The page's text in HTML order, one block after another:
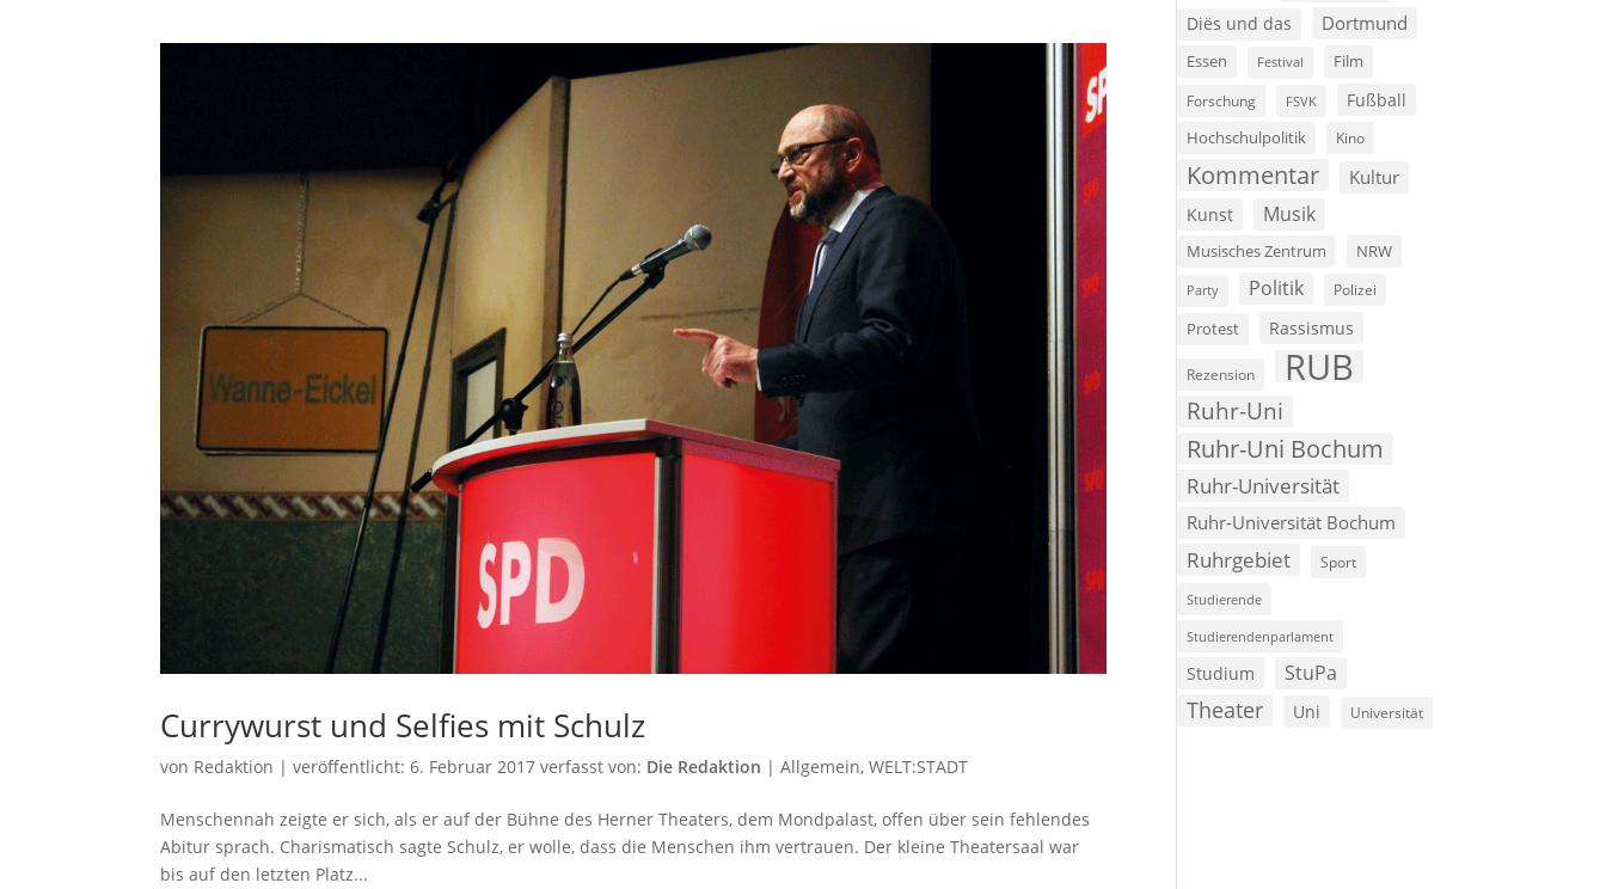
Currywurst und Selfies mit Schulz
von Redaktion |veröffentlicht:6. Februar 2017 verfasst von: Die Redaktion |Allgemein,WELT:STADT
Menschennah zeigte er sich, als er auf der Bühne des Herner Theaters, dem Mondpalast, offen über sein fehlendes
Abitur sprach. Charismatisch sagte Schulz, er wolle, dass die Menschen ihm vertrauen. Der kleine Theatersaal war
bis auf den letzten Platz...
Diës und das Dortmund
Essen Festival Film
Forschung FSVK Fußball
Hochschulpolitik Kino
Kommentar Kultur
Kunst Musik
Musisches Zentrum NRW
Party Politik Polizei
Protest Rassismus
Rezension RUB
Ruhr-Uni
Ruhr-Uni Bochum
Ruhr-Universität
Ruhr-Universität Bochum
Ruhrgebiet Sport
Studierende
Studierendenparlament
Studium StuPa
Theater Uni Universität